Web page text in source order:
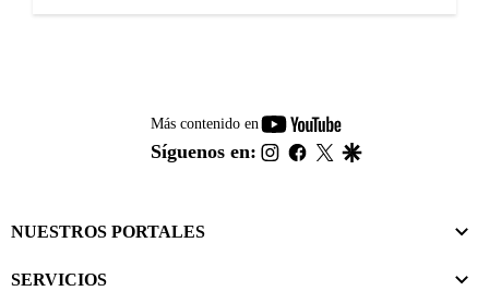
Más contenido en
youtube-
footer
Síguenos en: instagram
facebook
twitter
NUESTROS PORTALES
SERVICIOS